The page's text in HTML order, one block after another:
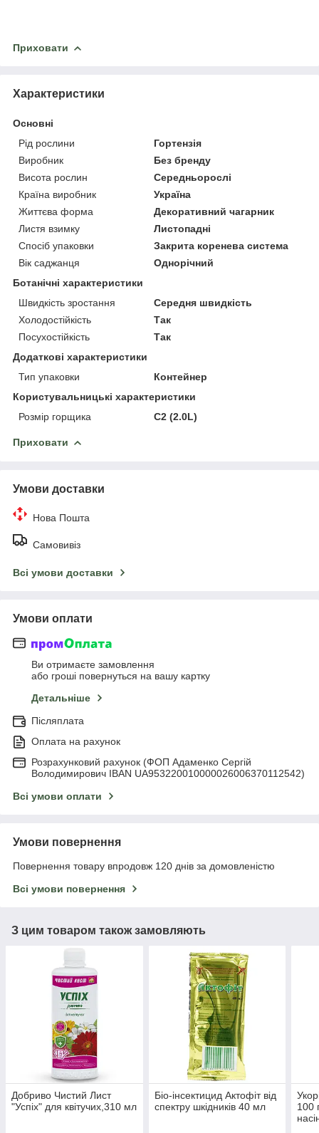
Приховати
Характеристики
Основні
Рід рослини
Гортензія
Виробник
Без бренду
Висота рослин
Середньорослі
Країна виробник
Україна
Життєва форма
Декоративний чагарник
Листя взимку
Листопадні
Спосіб упаковки
Закрита коренева система
Вік саджанця
Однорічний
Ботанічні характеристики
Швидкість зростання
Середня швидкість
Холодостійкість
Так
Посухостійкість
Так
Додаткові характеристики
Тип упаковки
Контейнер
Користувальницькі характеристики
Розмір горщика
C2 (2.0L)
Приховати
Умови доставки
Нова Пошта
Самовивіз
Всі умови доставки
Умови оплати
Ви отримаєте замовлення
або гроші повернуться на вашу картку
Детальніше
Післяплата
Оплата на рахунок
Розрахунковий рахунок (ФОП Адаменко Сергій
Володимирович IBAN UA953220010000026006370112542)
Всі умови оплати
Умови повернення
Повернення товару впродовж 120 днів за домовленістю
Всі умови повернення
З цим товаром також замовляють
Добриво Чистий Лист
"Успіх" для квітучих,310 мл
Біо-інсектицид Актофіт від
спектру шкідників 40 мл
100